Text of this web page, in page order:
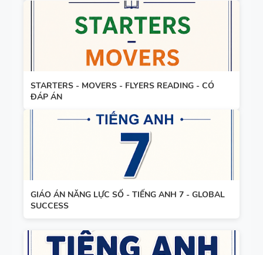
TIẾNG ANH
SUCCESS
BẢNG
FORM
TẮT NGỮ
6 - GLOBAL
STARTERS - MOVERS - FLYERS READING - CÓ
ĐÁP ÁN
GIÁO ÁN NĂNG LỰC SỐ - TIẾNG ANH 7 - GLOBAL
SUCCESS